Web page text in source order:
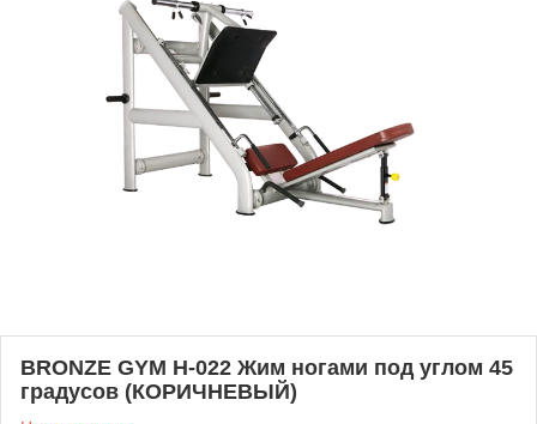
BRONZE GYM H-022 Жим ногами под углом 45
градусов (КОРИЧНЕВЫЙ)